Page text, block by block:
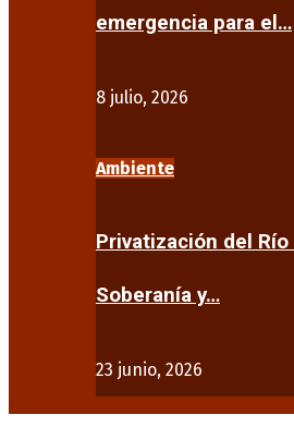
emergencia para el…
8 julio, 2026
Ambiente
Privatización del
Soberanía y…
23 junio, 2026